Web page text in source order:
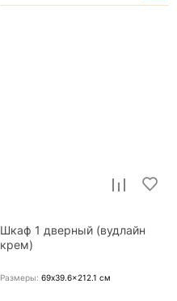
Шкаф 1 дверный (вудлайн
крем)
Размеры: 69x39.6x212.1 см